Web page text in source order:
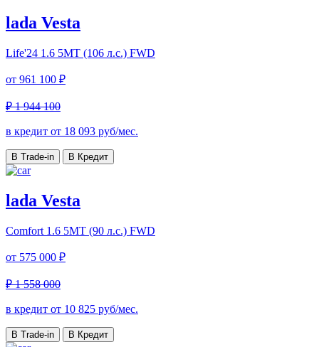
lada Vesta
Life'24 1.6 5MT (106 л.с.) FWD
от 961 100 ₽
₽ 1 944 100
в кредит от 18 093 руб/мес.
В Trade-in В Кредит
lada Vesta
Comfort 1.6 5MT (90 л.с.) FWD
от 575 000 ₽
₽ 1 558 000
в кредит от 10 825 руб/мес.
В Trade-in В Кредит